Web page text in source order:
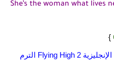
She’s the woman what lives
}
شرح قواعد اللغة الإنجليزية 2 Flying High الترم